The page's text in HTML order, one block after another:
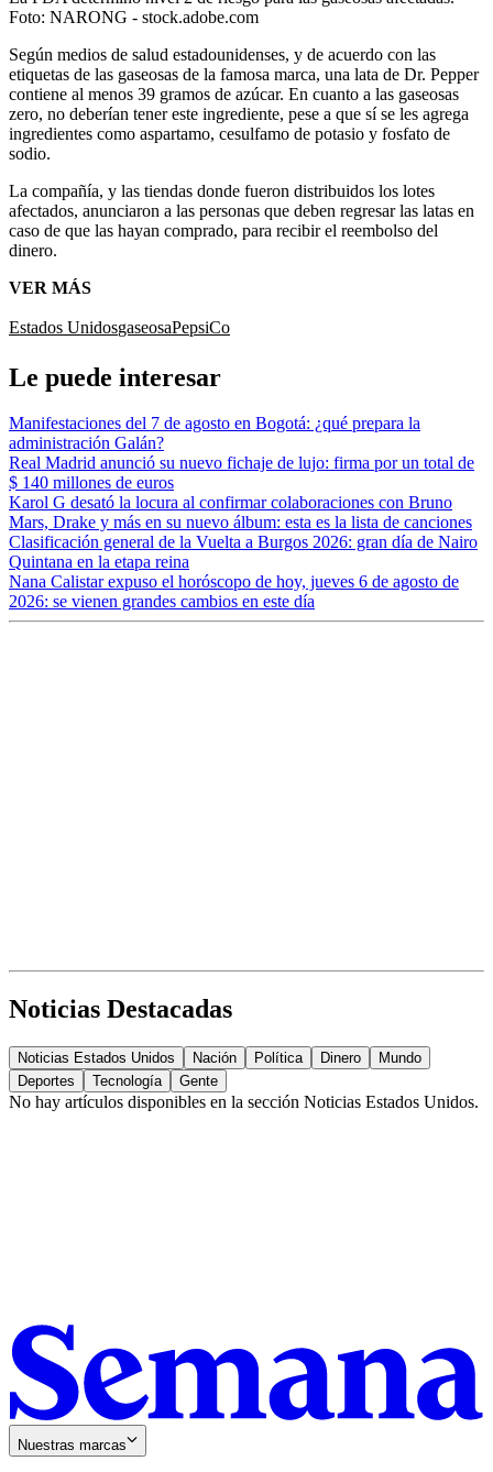
Foto: NARONG - stock.adobe.com
Según medios de salud estadounidenses, y de acuerdo con las
etiquetas de las gaseosas de la famosa marca, una lata de Dr. Pepper
contiene al menos 39 gramos de azúcar. En cuanto a las gaseosas
zero, no deberían tener este ingrediente, pese a que sí se les agrega
ingredientes como aspartamo, cesulfamo de potasio y fosfato de
sodio.
La compañía, y las tiendas donde fueron distribuidos los lotes
afectados, anunciaron a las personas que deben regresar las latas en
caso de que las hayan comprado, para recibir el reembolso del
dinero.
VER MÁS
Estados UnidosgaseosaPepsiCo
Le puede interesar
Manifestaciones del 7 de agosto en Bogotá: ¿qué prepara la
administración Galán?
Real Madrid anunció su nuevo fichaje de lujo: firma por un total de
$ 140 millones de euros
Karol G desató la locura al confirmar colaboraciones con Bruno
Mars, Drake y más en su nuevo álbum: esta es la lista de canciones
Clasificación general de la Vuelta a Burgos 2026: gran día de Nairo
Quintana en la etapa reina
Nana Calistar expuso el horóscopo de hoy, jueves 6 de agosto de
2026: se vienen grandes cambios en este día
Noticias Destacadas
Noticias Estados Unidos Nación Política Dinero
Mundo
Deportes
Tecnología Gente
No hay artículos disponibles en la sección Noticias Estados Unidos.
Nuestras marcas